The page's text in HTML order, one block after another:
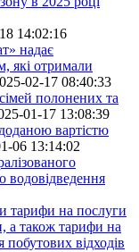
14:02:16
надає
які отримали
02-17 08:40:33
полонених та
01-17 13:08:39
вартістю
06 13:14:02
водовідведення
тарифи на послуги
а також тарифи на
відходів